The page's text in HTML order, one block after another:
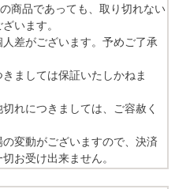
商品であっても、取り切れない
います。
差がございます。予めご了承
ましては保証いたしかねま
れにつきましては、ご容赦く
変動がございますので、決済
お受け出来ません。